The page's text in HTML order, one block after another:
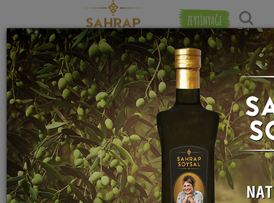
ZEYTİNYAĞI
"yeşil zeytin" etiketiyle eşleşen (18) tarif
bulundu.
Popülerlik